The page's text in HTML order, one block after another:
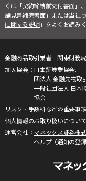
くは「契約締結前交付書面」
論見書補完書面」または当社
に関する説明」をよくお読み
金融商品取引業者 関東財務
日本証券業協会、
団法人 金融先物取
一般社団法人 日本
協会
リスク・手数料などの重要事項
個人情報のお取り扱いについて
マネックス証券株
ヘルプ（通知の登録